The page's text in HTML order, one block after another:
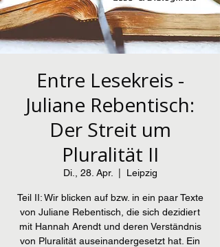
Entre Lesekreis -
Juliane Rebentisch:
Der Streit um
Pluralität II
Di., 28. Apr. Leipzig
Teil II: Wir blicken auf bzw. in ein paar Texte
von Juliane Rebentisch, die sich dezidiert
mit Hannah Arendt und deren Verständnis
von Pluralität auseinandergesetzt hat. Ein